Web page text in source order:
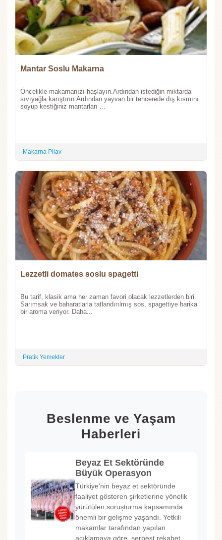
Mantar Soslu Makarna
Öncelikle makarnanızı haşlayın.Ardından istediğin miktarda
sıvıyağla karıştırın.Ardından yayvan bir tencerede dış kısmını
soyup kestiğiniz mantarları ...
Makarna Pilav
Lezzetli domates soslu spagetti
Bu tarif, klasik ama her zaman favori olacak lezzetlerden biri.
Sarımsak ve baharatlarla tatlandırılmış sos, spagettiye harika
bir aroma veriyor. Daha...
Pratik Yemekler
Beslenme ve Yaşam
Haberleri
Beyaz Et Sektöründe
Büyük Operasyon
Türkiye'nin beyaz et sektöründe
faaliyet gösteren şirketlerine yönelik
yürütülen soruşturma kapsamında
önemli bir gelişme yaşandı. Yetkili
makamlar tarafından yapılan
açıklamaya göre, serbest rekabet